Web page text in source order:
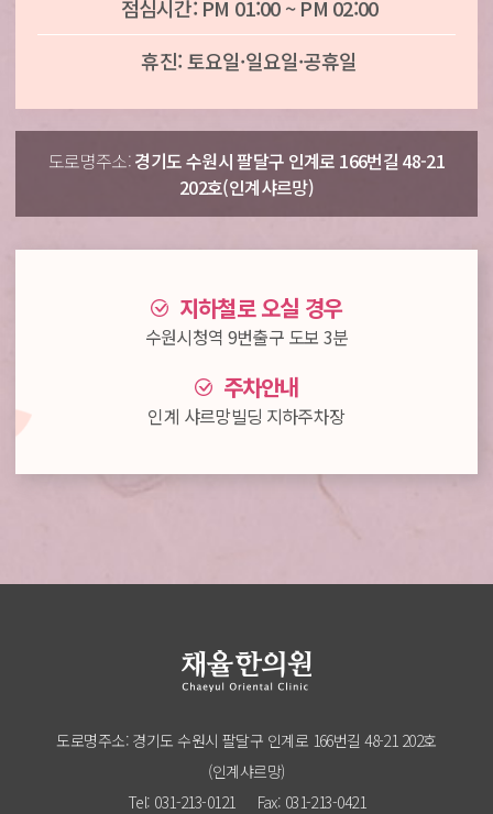
점심시간: PM 01:00 ~ PM 02:00
휴진: 토요일·일요일·공휴일
도로명주소:경기도 수원시 팔달구 인계로 166번길 48-21
202호(인계샤르망)
지하철로 오실 경우
수원시청역 9번출구 도보 3분
주차안내
인계 샤르망빌딩 지하주차장
도로명주소: 경기도 수원시 팔달구 인계로 166번길 48-21 202호
(인계샤르망)
Tel: 031-213-0121
Fax: 031-213-0421